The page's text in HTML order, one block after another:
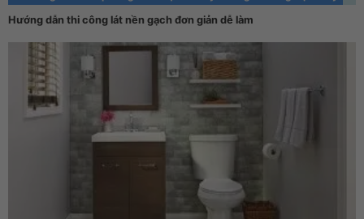
Hướng dẫn thi công lát nền gạch đơn giản dễ làm